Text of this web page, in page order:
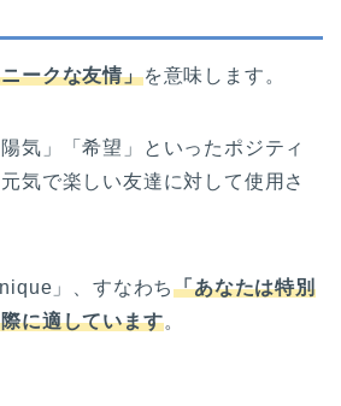
ークな友情」を意味します。
気」「希望」といったポジティ
気で楽しい友達に対して使用さ
」、すなわち「あなたは特別
に適しています。